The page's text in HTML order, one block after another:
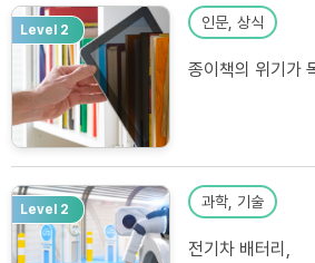
Level 2 인문, 상식
종이책의 위기가
Level 2 과학, 기술
전기차 배터리,